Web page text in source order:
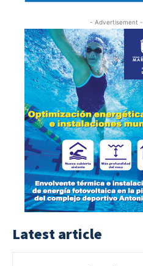
- Advertisement -
Latest article